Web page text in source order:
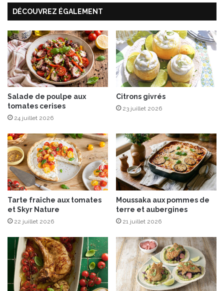
c
e
t
t
e
R
i
c
h
e
s
o
n
t
s
e
t
c
è
p
s
DÉCOUVREZ ÉGALEMENT
Salade de poulpe aux
tomates cerises
24 juillet 2026
Citrons givrés
23 juillet 2026
Tarte fraîche aux tomates
et Skyr Nature
22 juillet 2026
Moussaka aux pommes de
terre et aubergines
21 juillet 2026